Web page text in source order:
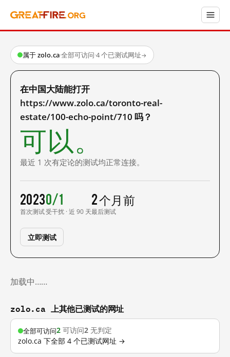
属于 zolo.ca·全部可访问·4 个已测试网址→
在中国大陆能打开
https://www.zolo.ca/toronto-real-
estate/100-echo-point/710 吗？
可以。
最近 1 次有定论的测试均正常连接。
2023
首次测试
0/1
受干扰 · 近 90 天
2 个月前
最后测试
立即测试
加载中……
zolo.ca 上其他已测试的网址
全部可访问2 可访问2 无判定
zolo.ca 下全部 4 个已测试网址 →